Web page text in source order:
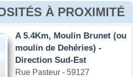
À PROXIMITÉ
A 5.4Km, Moulin Brunet (ou
moulin de Dehéries) -
Direction Sud-Est
Rue Pasteur - 59127